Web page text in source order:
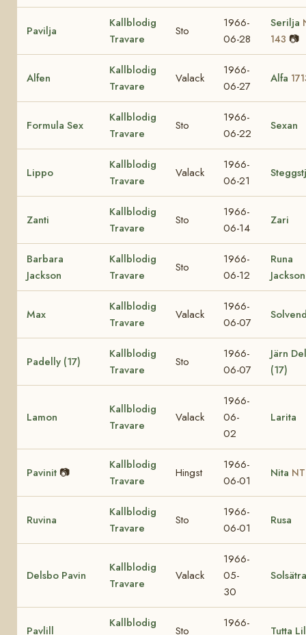
Pavilja
Kallblodig
Travare
Sto
1966-
06-28
Serilja
143 📷
Alfen
Kallblodig
Travare
Valack
1966-
06-27
Alfa
Formula Sex
Kallblodig
Travare
Sto
1966-
06-22
Sexan
Lippo
Kallblodig
Travare
Valack
1966-
06-21
Zanti
Kallblodig
Travare
Sto
1966-
06-14
Zari
Barbara
Jackson
Kallblodig
Travare
Sto
1966-
06-12
Runa
Jackson
Max
Kallblodig
Travare
Valack
1966-
06-07
Padelly (17)
Kallblodig
Travare
Sto
1966-
06-07
Järn
(17)
Lamon
Kallblodig
Travare
Valack
1966-
06-
02
Larita
Pavinit 📷
Kallblodig
Travare
Hingst
1966-
06-01
Nita
Ruvina
Kallblodig
Travare
Sto
1966-
06-01
Rusa
Delsbo Pavin
Kallblodig
Travare
Valack
1966-
05-
30
Solsätra
Pavlill
Kallblodig
Sto
1966-
Tutta